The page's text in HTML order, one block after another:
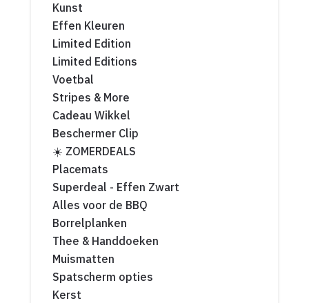
Kunst
Effen Kleuren
Limited Edition
Limited Editions
Voetbal
Stripes & More
Cadeau Wikkel
Beschermer Clip
☀️ ZOMERDEALS
Placemats
Superdeal - Effen Zwart
Alles voor de BBQ
Borrelplanken
Thee & Handdoeken
Muismatten
Spatscherm opties
Kerst